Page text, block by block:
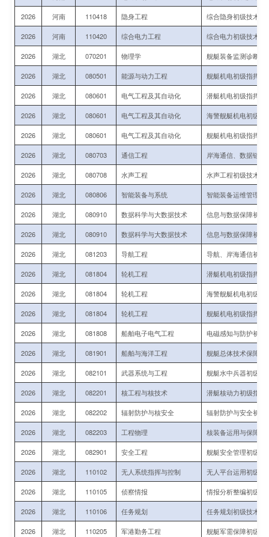
2026 河南 110418 隐身工程 综合隐身初级技术军
2026 河南 110420 综合电力工程 综合电力初级技术军
2026 湖北 070201 物理学 舰艇装备监测诊断、
2026 湖北 080501 能源与动力工程 舰艇机电初级指挥与
2026 湖北 080601 电气工程及其自动化 潜艇机电初级指挥与
2026 湖北 080601 电气工程及其自动化 海警舰艇机电初级指
2026 湖北 080601 电气工程及其自动化 舰艇机电初级指挥与
2026 湖北 080703 通信工程 岸海通信、数据链
2026 湖北 080708 水声工程 水声工程初级技术军
2026 湖北 080806 智能装备与系统 智能装备运维管理初
2026 湖北 080910 数据科学与大数据技术 信息与数据保障初级
2026 湖北 080910 数据科学与大数据技术 信息与数据保障初级
2026 湖北 081203 导航工程 导航、岸海通信初级
2026 湖北 081804 轮机工程 潜艇机电初级指挥与
2026 湖北 081804 轮机工程 海警舰艇机电初级指
2026 湖北 081804 轮机工程 舰艇机电初级指挥与
2026 湖北 081808 船舶电子电气工程 电磁感知与防护初级
2026 湖北 081901 船舶与海洋工程 舰艇总体技术保障初
2026 湖北 082101 武器系统与工程 舰艇水中兵器初级技
2026 湖北 082201 核工程与核技术 潜艇核动力初级指挥
2026 湖北 082202 辐射防护与核安全 辐射防护与安全初级
2026 湖北 082203 工程物理 核装备运用与保障初
2026 湖北 082901 安全工程 舰艇安全管理初级指
2026 湖北 110102 无人系统指挥与控制 无人平台运用初级指
2026 湖北 110105 侦察情报 情报分析整编初级指
2026 湖北 110106 任务规划 任务规划初级技术军
2026 湖北 110205 军港勤务工程 舰艇军需保障初级指